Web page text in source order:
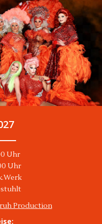
Uhr
Uhr
Production